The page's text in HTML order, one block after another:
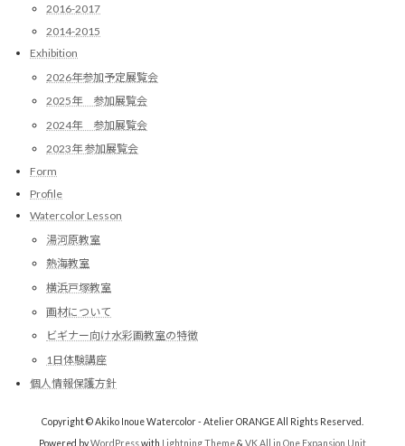
2016-2017
2014-2015
Exhibition
2026年参加予定展覧会
2025年 参加展覧会
2024年 参加展覧会
2023年 参加展覧会
Form
Profile
Watercolor Lesson
湯河原教室
熱海教室
横浜戸塚教室
画材について
ビギナー向け水彩画教室の特徴
1日体験講座
個人情報保護方針
Copyright © Akiko Inoue Watercolor - Atelier ORANGE All Rights Reserved.
Powered byWordPresswith Lightning Theme& VK All in One Expansion Unit